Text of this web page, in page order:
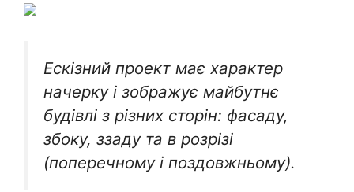
Ескізний проект має характер
начерку і зображує майбутнє
будівлі з різних сторін: фасаду,
збоку, ззаду та в розрізі
(поперечному і поздовжньому).